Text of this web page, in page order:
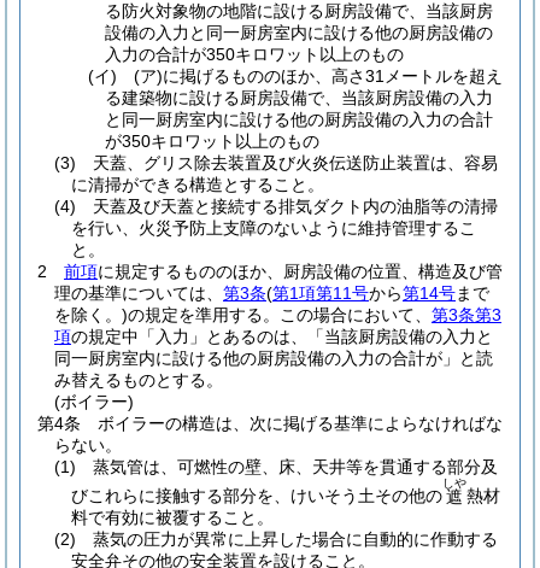
る防火対象物の地階に設ける厨房設備で、当該厨房
設備の入力と同一厨房室内に設ける他の厨房設備の
入力の合計が350キロワット以上のもの
(イ)
(ア)に掲げるもののほか、高さ31メートルを超え
る建築物に設ける厨房設備で、当該厨房設備の入力
と同一厨房室内に設ける他の厨房設備の入力の合計
が350キロワット以上のもの
(3)
天蓋、グリス除去装置及び火炎伝送防止装置は、容易
に清掃ができる構造とすること。
(4)
天蓋及び天蓋と接続する排気ダクト内の油脂等の清掃
を行い、火災予防上支障のないように維持管理するこ
と。
2
前項に規定するもののほか、厨房設備の位置、構造及び管
理の基準については、 第3条(第1項第11号から第14号まで
を除く。)の規定を準用する。 この場合において、 第3条第3
項の規定中「入力」とあるのは、「当該厨房設備の入力と
同一厨房室内に設ける他の厨房設備の入力の合計が」と読
み替えるものとする。
(ボイラー)
第4条
ボイラーの構造は、次に掲げる基準によらなければな
らない。
(1)
蒸気管は、可燃性の壁、床、天井等を貫通する部分及
びこれらに接触する部分を、けいそう土その他の遮
しや
熱材
料で有効に被覆すること。
(2)
蒸気の圧力が異常に上昇した場合に自動的に作動する
安全弁その他の安全装置を設けること。